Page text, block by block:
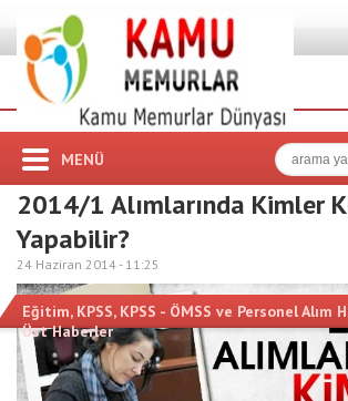
MENÜ
2014/1 Alımlarında Kimler
Yapabilir?
24 Haziran 2014 - 11:25
Eğitim, KPSS, KPSS - ÖMSS ve Personel Alım
Üst Haberler